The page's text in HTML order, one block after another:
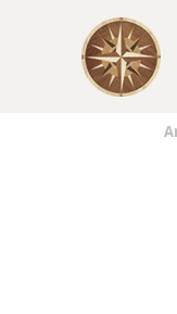
Replica Handbags